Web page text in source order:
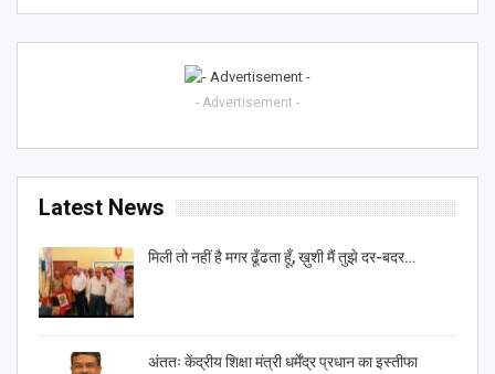
- Advertisement -
Latest News
मिली तो नहीं है मगर ढूँढता हूँ, ख़ुशी मैं तुझे दर-बदर…
अंततः केंद्रीय शिक्षा मंत्री धर्मेंद्र प्रधान का इस्तीफा